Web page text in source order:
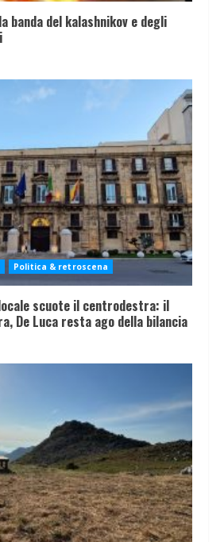
banda del kalashnikov e degli
Politica & retroscena
scuote il centrodestra: il
De Luca resta ago della bilancia